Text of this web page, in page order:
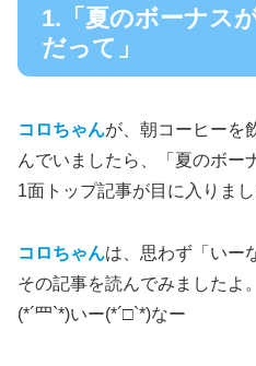
1.「夏のボーナス
だって」
コロちゃんが、朝コーヒーを
んでいましたら、「夏のボー
1面トップ記事が目に入りまし
コロちゃんは、思わず「いー
その記事を読んでみましたよ。
(*´罒`*)いー(*´□`*)なー